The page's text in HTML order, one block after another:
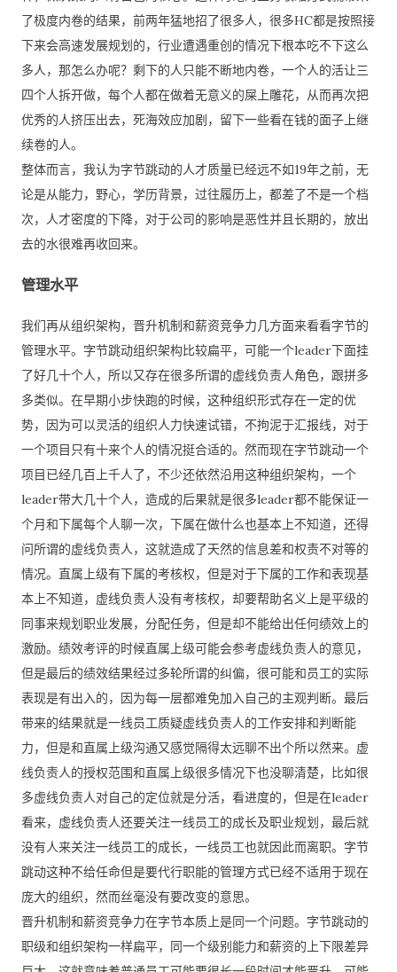
了极度内卷的结果，前两年猛地招了很多人，很多HC都是按照接
下来会高速发展规划的，行业遭遇重创的情况下根本吃不下这么
多人，那怎么办呢？剩下的人只能不断地内卷，一个人的活让三
四个人拆开做，每个人都在做着无意义的屎上雕花，从而再次把
优秀的人挤压出去，死海效应加剧，留下一些看在钱的面子上继
续卷的人。
整体而言，我认为字节跳动的人才质量已经远不如19年之前，无
论是从能力，野心，学历背景，过往履历上，都差了不是一个档
次，人才密度的下降，对于公司的影响是恶性并且长期的，放出
去的水很难再收回来。
管理水平
我们再从组织架构，晋升机制和薪资竞争力几方面来看看字节的
管理水平。字节跳动组织架构比较扁平，可能一个leader下面挂
了好几十个人，所以又存在很多所谓的虚线负责人角色，跟拼多
多类似。在早期小步快跑的时候，这种组织形式存在一定的优
势，因为可以灵活的组织人力快速试错，不拘泥于汇报线，对于
一个项目只有十来个人的情况挺合适的。然而现在字节跳动一个
项目已经几百上千人了，不少还依然沿用这种组织架构，一个
leader带大几十个人，造成的后果就是很多leader都不能保证一
个月和下属每个人聊一次，下属在做什么也基本上不知道，还得
问所谓的虚线负责人，这就造成了天然的信息差和权责不对等的
情况。直属上级有下属的考核权，但是对于下属的工作和表现基
本上不知道，虚线负责人没有考核权，却要帮助名义上是平级的
同事来规划职业发展，分配任务，但是却不能给出任何绩效上的
激励。绩效考评的时候直属上级可能会参考虚线负责人的意见，
但是最后的绩效结果经过多轮所谓的纠偏，很可能和员工的实际
表现是有出入的，因为每一层都难免加入自己的主观判断。最后
带来的结果就是一线员工质疑虚线负责人的工作安排和判断能
力，但是和直属上级沟通又感觉隔得太远聊不出个所以然来。虚
线负责人的授权范围和直属上级很多情况下也没聊清楚，比如很
多虚线负责人对自己的定位就是分活，看进度的，但是在leader
看来，虚线负责人还要关注一线员工的成长及职业规划，最后就
没有人来关注一线员工的成长，一线员工也就因此而离职。字节
跳动这种不给任命但是要代行职能的管理方式已经不适用于现在
庞大的组织，然而丝毫没有要改变的意思。
晋升机制和薪资竞争力在字节本质上是同一个问题。字节跳动的
职级和组织架构一样扁平，同一个级别能力和薪资的上下限差异